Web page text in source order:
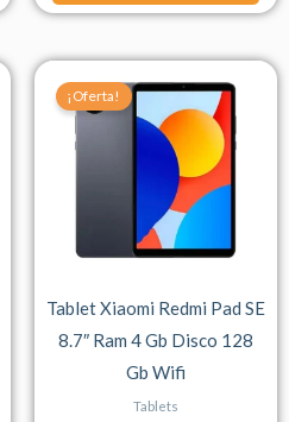
¡Oferta!
Tablet Xiaomi Redmi Pad SE
8.7″ Ram 4 Gb Disco 128
Gb Wifi
Tablets
price
was:
$204.13.
price
is:
$177.50.
producto
tiene
múltiples
variantes.
Las
opciones
pueden
elegir
en
la